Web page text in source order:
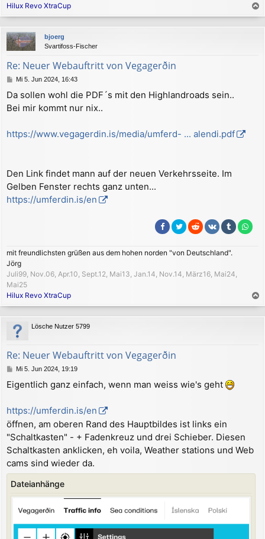
Hilux Revo XtraCup
a
c
bjoerg
Svartifoss-Fischer
Re: Neuer Webauftritt von Vegagerðin
B
i
t
g
Mi 5. Jun 2024, 16:43
Da sollen wohl die PDF´s mit den Highlandroads sein..
Bei mir kommt nur nix..
https://www.vegagerdin.is/media/umferd- ... alendi.pdf
Den Link findet mann auf der neuen Verkehrsseite. Im
Gelben Fenster rechts ganz unten...
https://umferdin.is/en
mit freundlichsten grüßen aus dem hohen norden "von Deutschland".
Jörg
Juli99, Nov.06, Apr.10, Sept.12, Mai13, Jan.14, Nov.14, März16, Mai24,
Mai25
Hilux Revo XtraCup
a
c
Lösche Nutzer 5799
Re: Neuer Webauftritt von Vegagerðin
B
i
a
g
Mi 5. Jun 2024, 19:19
Eigentlich ganz einfach, wenn man weiss wie's geht
https://umferdin.is/en
öffnen, am oberen Rand des Hauptbildes ist links ein
"Schaltkasten" - + Fadenkreuz und drei Schieber. Diesen
Schaltkasten anklicken, eh voila, Weather stations und Web
cams sind wieder da.
Dateianhänge